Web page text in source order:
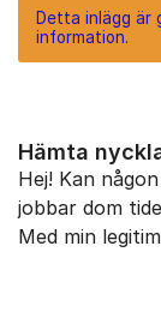
Detta inlägg är
information.
Hämta
Hej! Kan
jobbar dom
Med min